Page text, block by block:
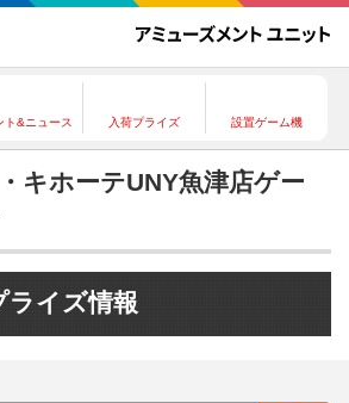
ト&ニュース 入荷プライズ 設置ゲーム機
キホーテUNY魚津店ゲー
ライズ情報